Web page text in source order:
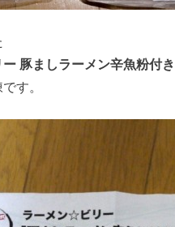
豚ましラーメン辛魚粉付
す。